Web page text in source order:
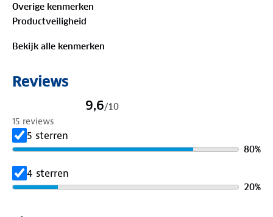
Overige kenmerken
Productveiligheid
Bekijk alle kenmerken
Reviews
9,6/10
15 reviews
5 sterren
80%
4 sterren
20%